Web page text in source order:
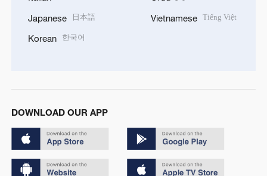
Japanese 日本語
Korean 한국어
Vietnamese Tiếng Việt
DOWNLOAD OUR APP